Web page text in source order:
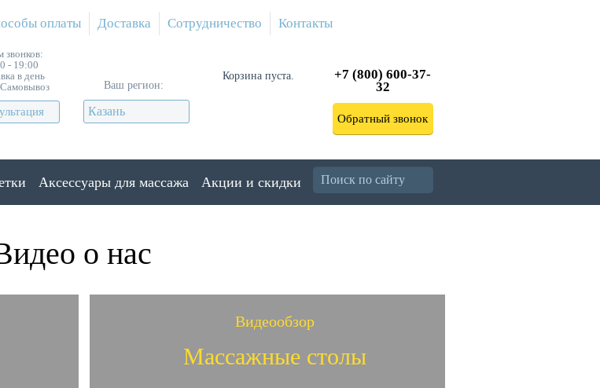
оплаты Доставка Сотрудничество Контакты
звонков:
- 19:00
в день
Самовывоз
Ваш регион:
Казань
Корзина пуста.
+7 (800) 600-37-
32
Обратный звонок
Аксессуары для массажа Акции и скидки
о нас
Видеообзор
Массажные столы